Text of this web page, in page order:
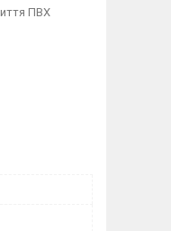
ПВХ